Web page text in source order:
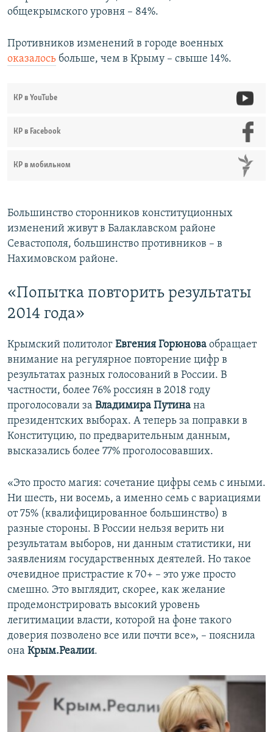
общекрымского уровня – 84%.
Противников изменений в городе военных
оказалось больше, чем в Крыму – свыше 14%.
КР в YouTube
КР в Facebook
КР в мобильном
Большинство сторонников конституционных
изменений живут в Балаклавском районе
Севастополя, большинство противников – в
Нахимовском районе.
«Попытка повторить результаты
2014 года»
Крымский политолог Евгения Горюнова обращает
внимание на регулярное повторение цифр в
результатах разных голосований в России. В
частности, более 76% россиян в 2018 году
проголосовали за Владимира Путина на
президентских выборах. А теперь за поправки в
Конституцию, по предварительным данным,
высказались более 77% проголосовавших.
«Это просто магия: сочетание цифры семь с иными.
Ни шесть, ни восемь, а именно семь с вариациями
от 75% (квалифицированное большинство) в
разные стороны. В России нельзя верить ни
результатам выборов, ни данным статистики, ни
заявлениям государственных деятелей. Но такое
очевидное пристрастие к 70+ – это уже просто
смешно. Это выглядит, скорее, как желание
продемонстрировать высокий уровень
легитимации власти, которой на фоне такого
доверия позволено все или почти все», – пояснила
она Крым.Реалии.